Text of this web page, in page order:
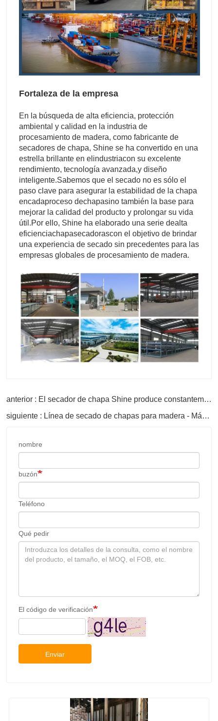
Fortaleza de la empresa
En la búsqueda de alta eficiencia, protección
ambiental y calidad en la industria de
procesamiento de madera, como fabricante de
secadores de chapa, Shine se ha convertido en una
estrella brillante en el industriacon su excelente
rendimiento, tecnología avanzada,y diseño
inteligente.Sabemos que el secado no es sólo el
paso clave para asegurar la estabilidad de la chapa
encadaproceso dechapasino también la base para
mejorar la calidad del producto y prolongar su vida
útil.Por ello, Shine ha elaborado una serie dealta
eficienciachapasecadorascon el objetivo de brindar
una experiencia de secado sin precedentes para las
empresas globales de procesamiento de madera.
anterior : El secador de chapa Shine produce constantemente chapa de alta calidad
siguiente : Línea de secado de chapas para madera - Máquina secadora de chapas
nombre
buzón
Teléfono
Qué pedir
El código de verificación
Enviar